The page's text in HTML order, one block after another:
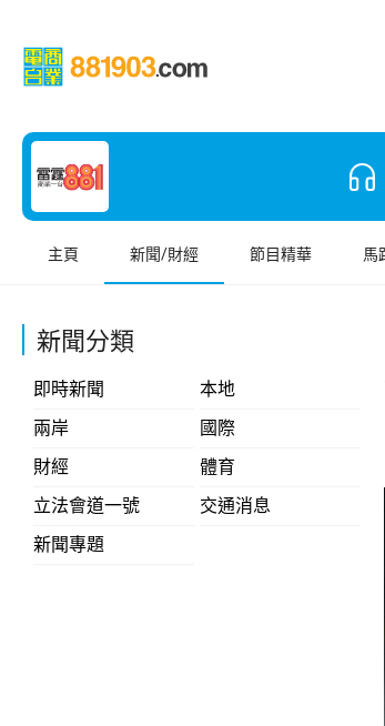
主頁 新聞/財經 節目精華 馬
新聞分類
即時新聞
本地
兩岸
國際
財經
體育
立法會道一號
交通消息
新聞專題